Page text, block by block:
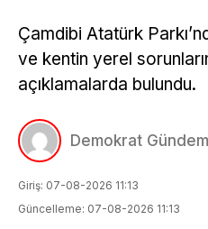
Çamdibi Atatürk
ve kentin yerel
açıklamalarda bulundu.
Demokrat Gündem
Giriş: 07-08-2026 11:13
Güncelleme: 07-08-2026 11:13